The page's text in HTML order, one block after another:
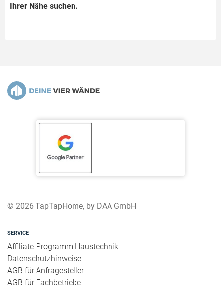
Ihrer Nähe suchen.
© 2026 TapTapHome, by DAA GmbH
SERVICE
Affiliate-Programm Haustechnik
Datenschutzhinweise
AGB für Anfragesteller
AGB für Fachbetriebe